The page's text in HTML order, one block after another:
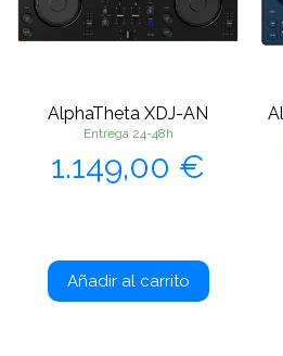
AlphaTheta XDJ-AN
Entrega 24-48h
Precio
1.149,00 €
Añadir al carrito